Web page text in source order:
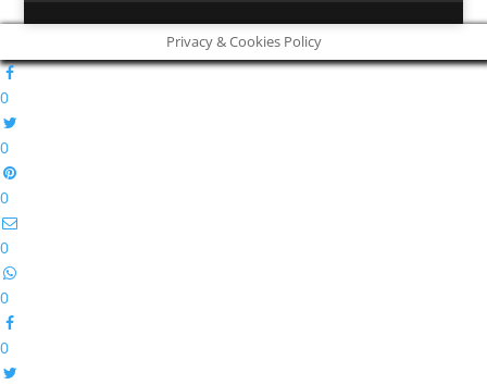
Privacy & Cookies Policy
0
0
0
0
0
0